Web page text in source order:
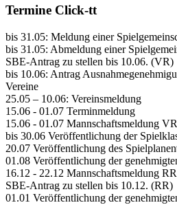
Termine Click-tt
bis 31.05: Meldung einer
bis 31.05: Abmeldung einer
SBE-Antrag zu stellen bis 10.06. (VR)
bis 10.06: Antrag
Vereine
25.05 – 10.06: Vereinsmeldung
15.06 - 01.07 Terminmeldung
15.06 - 01.07 Mannschaftsmeldung VR
bis 30.06 Veröffentlichung der
20.07 Veröffentlichung des
01.08 Veröffentlichung der
16.12 - 22.12 Mannschaftsmeldung RR
SBE-Antrag zu stellen bis 10.12. (RR)
01.01 Veröffentlichung der